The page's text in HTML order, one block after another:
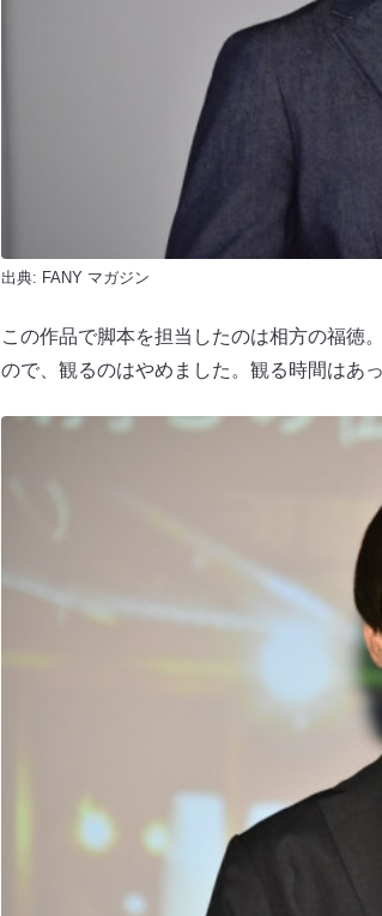
出典: FANY マガジン
この作品で脚本を担当したのは相方の福徳
ので、観るのはやめました。観る時間はあ